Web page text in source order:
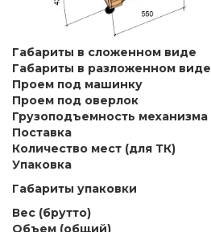
Габариты в сложенном виде
Габариты в разложенном виде
Проем под машинку
Проем под оверлок
Грузоподъемность механизма
Поставка
Количество мест (для ТК)
Упаковка
Габариты упаковки
Вес (брутто)